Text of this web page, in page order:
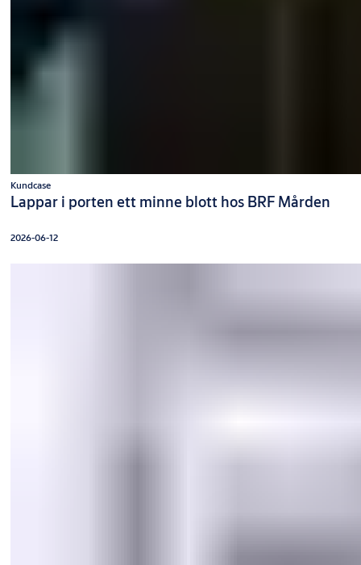
Kundcase
Lappar i porten ett minne blott hos BRF Mården
2026-06-12